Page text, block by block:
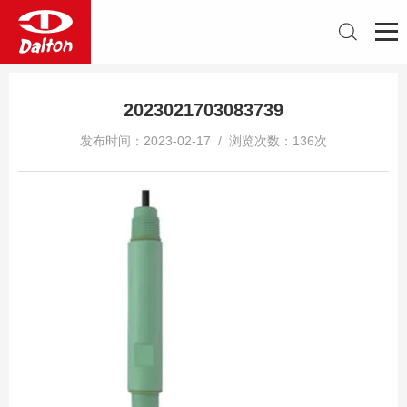
2023021703083739
发布时间：2023-02-17 / 浏览次数：136次